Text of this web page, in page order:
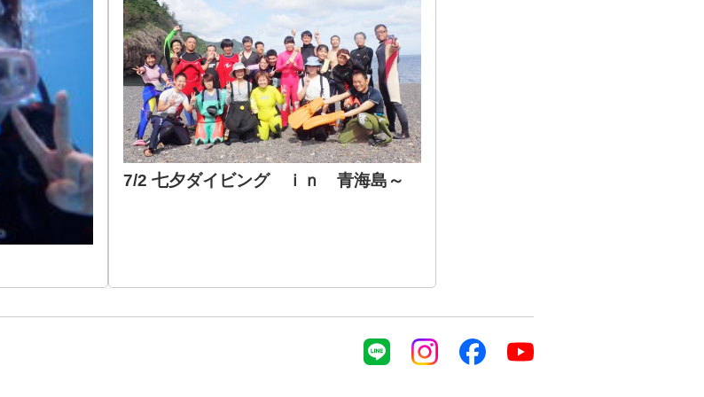
7/2 七夕ダイビング ｉｎ 青海島～